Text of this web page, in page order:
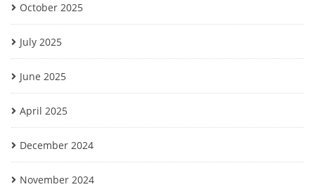
October 2025
July 2025
June 2025
April 2025
December 2024
November 2024